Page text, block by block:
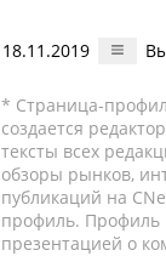
18.11.2019
* Страница-
создается
тексты всех
обзоры рынков,
публикаций на
профиль. Профиль
презентацией о